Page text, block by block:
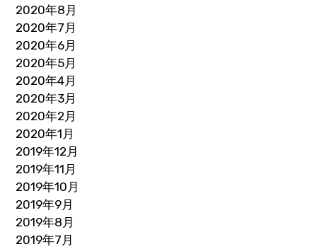
2020年8月
2020年7月
2020年6月
2020年5月
2020年4月
2020年3月
2020年2月
2020年1月
2019年12月
2019年11月
2019年10月
2019年9月
2019年8月
2019年7月